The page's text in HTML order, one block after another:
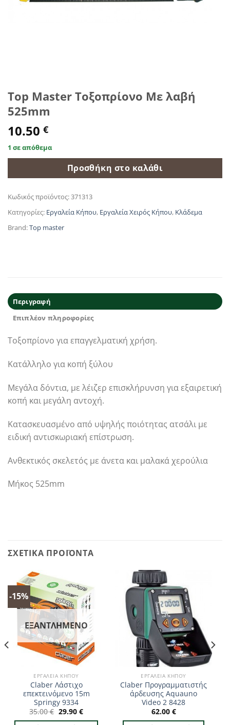
Top Master Τοξοπρίονο Με λαβή
525mm
10.50 €
1 σε απόθεμα
Προσθήκη στο καλάθι
Κωδικός προϊόντος:371313
Κατηγορίες: Εργαλεία Κήπου, Εργαλεία Χειρός Κήπου, Κλάδεμα
Brand:Top master
Περιγραφή
Επιπλέον πληροφορίες
Τοξοπρίονο για επαγγελματική χρήση.
Κατάλληλο για κοπή ξύλου
Μεγάλα δόντια, με λέιζερ επισκλήρυνση για εξαιρετική
κοπή και μεγάλη αντοχή.
Κατασκευασμένο από υψηλής ποιότητας ατσάλι με
ειδική αντισκωριακή επίστρωση.
Ανθεκτικός σκελετός με άνετα και μαλακά χερούλια
Μήκος 525mm
ΣΧΕΤΙΚΆ ΠΡΟΪΌΝΤΑ
-15%
ΕΞΑΝΤΛΗΜΈΝΟ
ΕΡΓΑΛΕΊΑ ΚΉΠΟΥ
Claber Λάστιχο
επεκτεινόμενο 15m
Springy 9334
35.00€ Original
price
29.90 €Η
τρέχουσα
ΕΡΓΑΛΕΊΑ ΚΉΠΟΥ
Claber Προγραμματιστής
άρδευσης Aquauno
Video 2 8428
62.00 €